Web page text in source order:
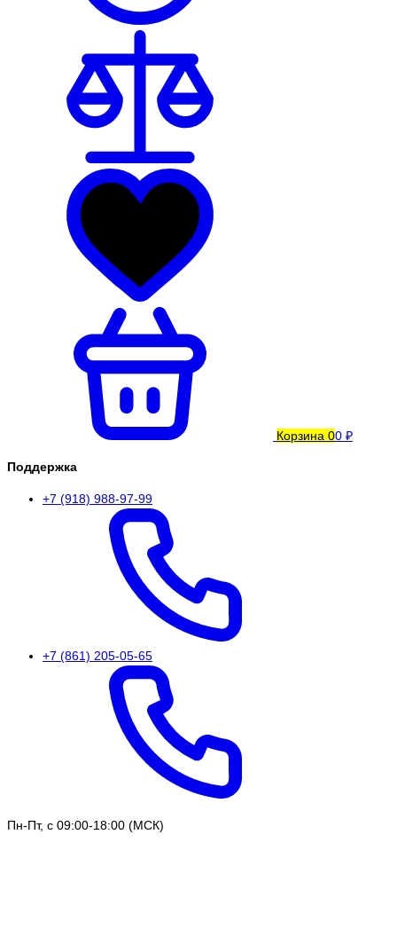
Корзина 00 ₽
Поддержка
+7 (918) 988-97-99
+7 (861) 205-05-65
Пн-Пт, с 09:00-18:00 (МСК)